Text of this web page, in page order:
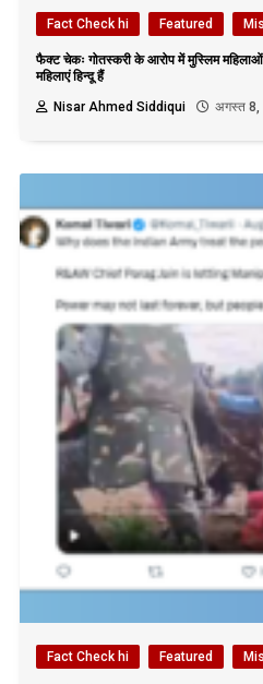
Fact Check hi Featured
फैक्ट चेकः गोतस्करी के आरोप में मुस्लिम महिलाओं
महिलाएं हिन्दू हैं
Nisar Ahmed Siddiqui
अगस्त 8,
Fact Check hi Featured